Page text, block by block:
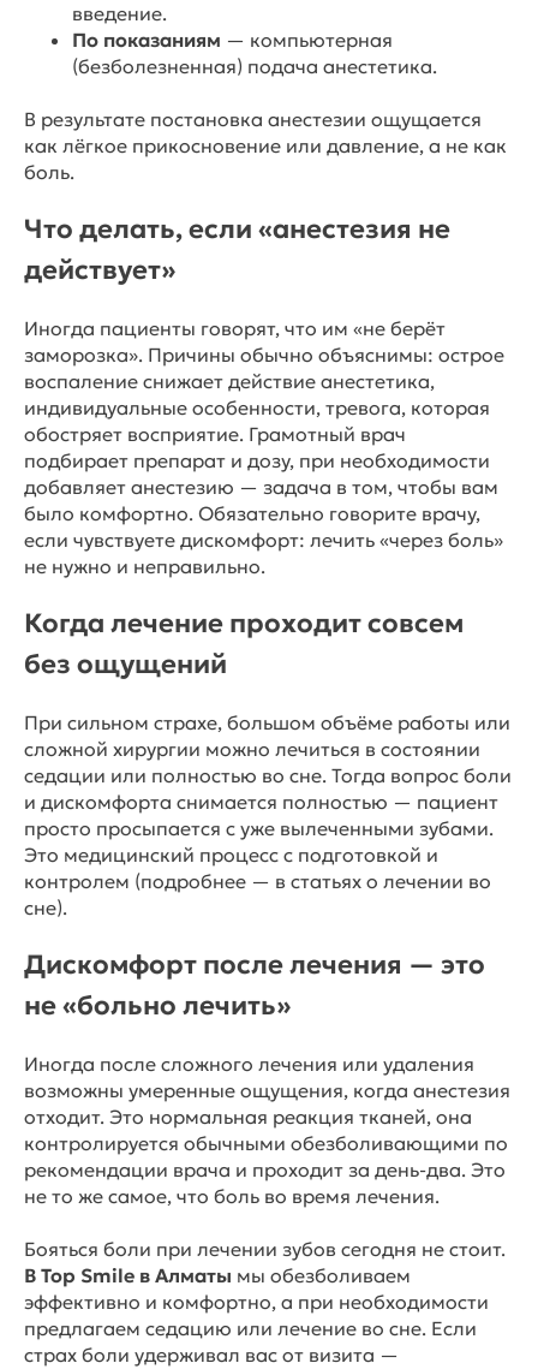
введение.
По показаниям — компьютерная
(безболезненная) подача анестетика.
В результате постановка анестезии ощущается
как лёгкое прикосновение или давление, а не как
боль.
Что делать, если «анестезия не
действует»
Иногда пациенты говорят, что им «не берёт
заморозка». Причины обычно объяснимы: острое
воспаление снижает действие анестетика,
индивидуальные особенности, тревога, которая
обостряет восприятие. Грамотный врач
подбирает препарат и дозу, при необходимости
добавляет анестезию — задача в том, чтобы вам
было комфортно. Обязательно говорите врачу,
если чувствуете дискомфорт: лечить «через боль»
не нужно и неправильно.
Когда лечение проходит совсем
без ощущений
При сильном страхе, большом объёме работы или
сложной хирургии можно лечиться в состоянии
седации или полностью во сне. Тогда вопрос боли
и дискомфорта снимается полностью — пациент
просто просыпается с уже вылеченными зубами.
Это медицинский процесс с подготовкой и
контролем (подробнее — в статьях о лечении во
сне).
Дискомфорт после лечения — это
не «больно лечить»
Иногда после сложного лечения или удаления
возможны умеренные ощущения, когда анестезия
отходит. Это нормальная реакция тканей, она
контролируется обычными обезболивающими по
рекомендации врача и проходит за день-два. Это
не то же самое, что боль во время лечения.
Бояться боли при лечении зубов сегодня не стоит.
В Top Smile в Алматы мы обезболиваем
эффективно и комфортно, а при необходимости
предлагаем седацию или лечение во сне. Если
страх боли удерживал вас от визита —